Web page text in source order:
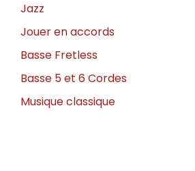
Jazz
Jouer en accords
Basse Fretless
Basse 5 et 6 Cordes
Musique classique